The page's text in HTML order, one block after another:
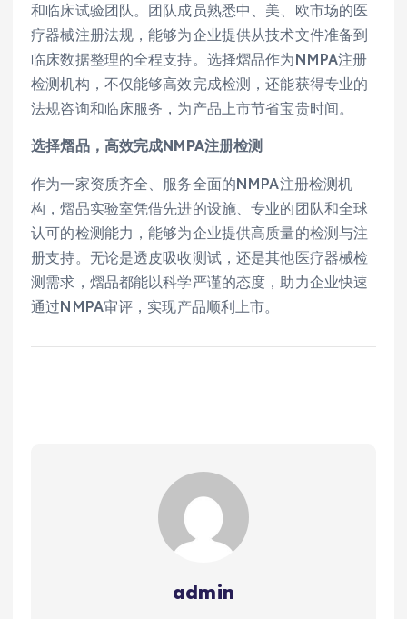
和临床试验团队。团队成员熟悉中、美、欧市场的医
疗器械注册法规，能够为企业提供从技术文件准备到
临床数据整理的全程支持。选择熠品作为NMPA注册
检测机构，不仅能够高效完成检测，还能获得专业的
法规咨询和临床服务，为产品上市节省宝贵时间。
选择熠品，高效完成NMPA注册检测
作为一家资质齐全、服务全面的NMPA注册检测机
构，熠品实验室凭借先进的设施、专业的团队和全球
认可的检测能力，能够为企业提供高质量的检测与注
册支持。无论是透皮吸收测试，还是其他医疗器械检
测需求，熠品都能以科学严谨的态度，助力企业快速
通过NMPA审评，实现产品顺利上市。
admin